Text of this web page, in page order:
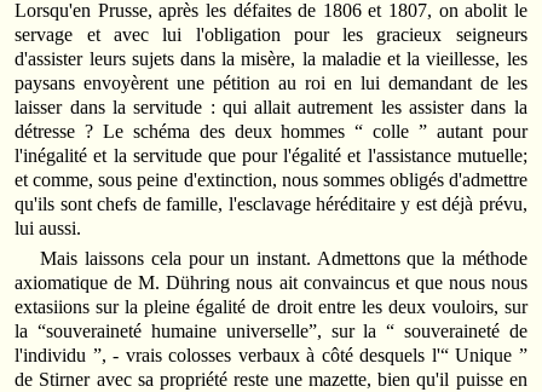
Lorsqu'en Prusse, après les défaites de 1806 et 1807, on abolit le
servage et avec lui l'obligation pour les gracieux seigneurs
d'assister leurs sujets dans la misère, la maladie et la vieillesse, les
paysans envoyèrent une pétition au roi en lui demandant de les
laisser dans la servitude : qui allait autrement les assister dans la
détresse ? Le schéma des deux hommes “ colle ” autant pour
l'inégalité et la servitude que pour l'égalité et l'assistance mutuelle;
et comme, sous peine d'extinction, nous sommes obligés d'admettre
qu'ils sont chefs de famille, l'esclavage héréditaire y est déjà prévu,
lui aussi.
Mais laissons cela pour un instant. Admettons que la méthode
axiomatique de M. Dühring nous ait convaincus et que nous nous
extasiions sur la pleine égalité de droit entre les deux vouloirs, sur
la “souveraineté humaine universelle”, sur la “ souveraineté de
l'individu ”, - vrais colosses verbaux à côté desquels l'“ Unique ”
de Stirner avec sa propriété reste une mazette, bien qu'il puisse en